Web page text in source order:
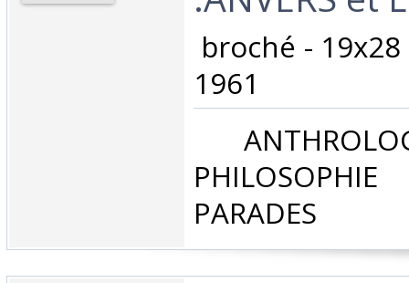
broché -
1961‎
PHILOSOPHIE
PARADES‎